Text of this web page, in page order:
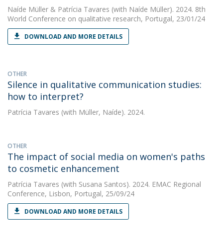
Naíde Müller & Patrícia Tavares (with Naíde Müller). 2024. 8th
World Conference on qualitative research, Portugal, 23/01/24
DOWNLOAD AND MORE DETAILS
OTHER
Silence in qualitative communication studies:
how to interpret?
Patrícia Tavares (with Müller, Naíde). 2024.
OTHER
The impact of social media on women's paths
to cosmetic enhancement
Patrícia Tavares (with Susana Santos). 2024. EMAC Regional
Conference, Lisbon, Portugal, 25/09/24
DOWNLOAD AND MORE DETAILS